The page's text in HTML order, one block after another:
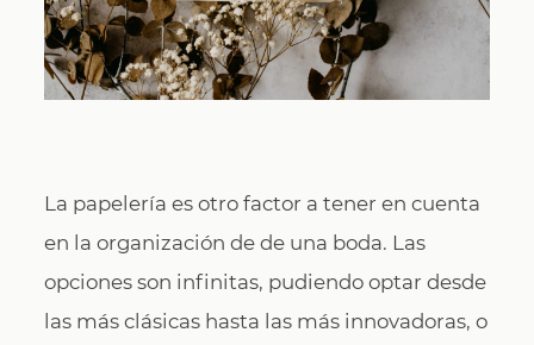
La papelería es otro factor a tener en cuenta
en la organización de de una boda. Las
opciones son infinitas, pudiendo optar desde
las más clásicas hasta las más innovadoras, o